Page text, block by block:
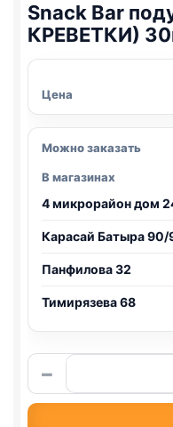
Snack Bar
КРЕВЕТКИ)
Цена
Можно заказать
В магазинах
4 микрорайон дом
Карасай Батыра 90/
Панфилова 32
Тимирязева 68
−
Количество
товара
Snack